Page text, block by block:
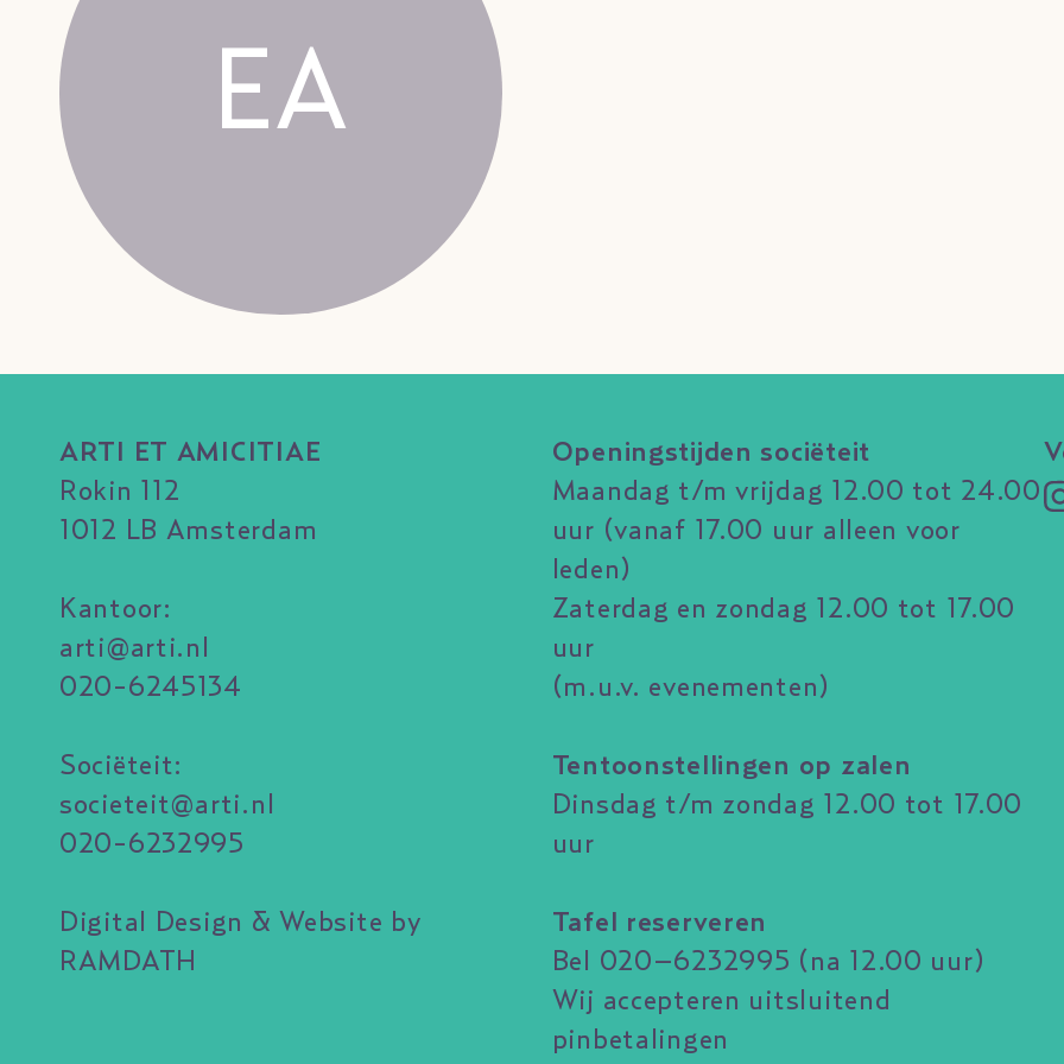
EA
ARTI ET AMICITIAE
Rokin 112
1012 LB Amsterdam
Kantoor:
arti@arti.nl
020-6245134
Sociëteit:
societeit@arti.nl
020-6232995
Digital Design & Website by
RAMDATH
Openingstijden sociëteit
Maandag t/m vrijdag 12.00 tot 24.00
uur (vanaf 17.00 uur alleen voor
leden)
Zaterdag en zondag 12.00 tot 17.00
uur
(m.u.v. evenementen)
Tentoonstellingen op zalen
Dinsdag t/m zondag 12.00 tot 17.00
uur
Tafel reserveren
Bel 020–6232995 (na 12.00 uur)
Wij accepteren uitsluitend
pinbetalingen